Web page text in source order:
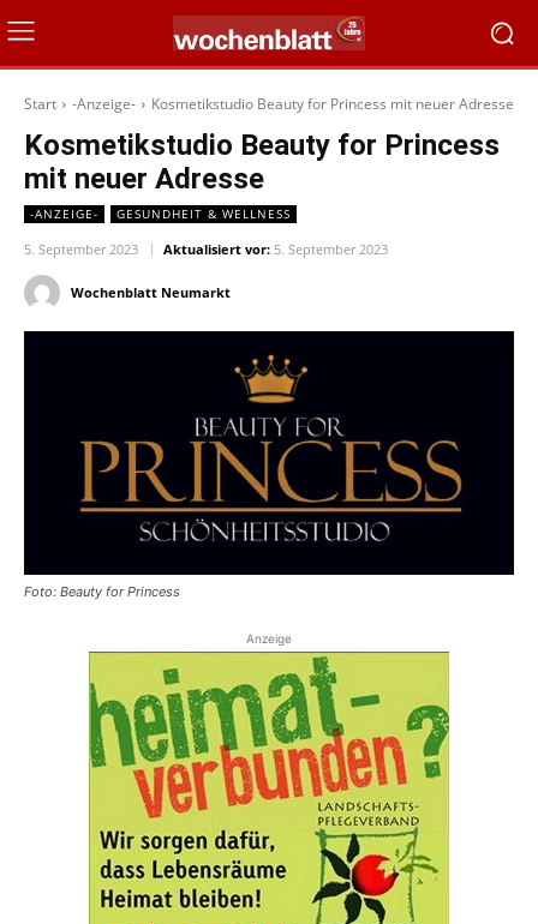
Start -Anzeige- Kosmetikstudio Beauty for Princess mit neuer Adresse
Kosmetikstudio Beauty for Princess
mit neuer Adresse
-ANZEIGE- GESUNDHEIT & WELLNESS
5. September 2023 Aktualisiert vor: 5. September 2023
Wochenblatt Neumarkt
Foto: Beauty for Princess
Anzeige